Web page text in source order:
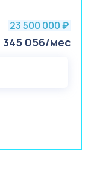
23 500 000 ₽
345 056/мес